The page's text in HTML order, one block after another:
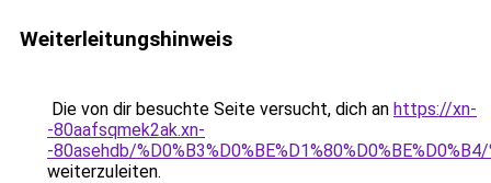
Weiterleitungshinweis
Die von dir besuchte Seite versucht, dich an https://xn-
-80aafsqmek2ak.xn-
-80asehdb/
weiterzuleiten.